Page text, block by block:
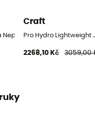
Nepromokavá bunda
Craft
Pro Hydro
2268,10 Kč 3059,00